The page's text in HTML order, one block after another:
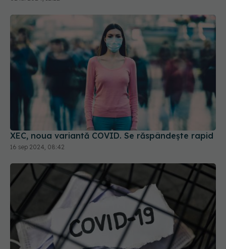
XEC, noua variantă COVID. Se răspândește rapid
16 sep 2024, 08:42